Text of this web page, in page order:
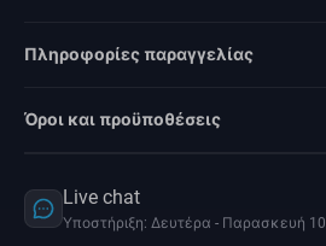
Πληροφορίες παραγγελίας
Όροι και προϋποθέσεις
Live chat
Υποστήριξη: Δευτέρα - Παρασκευή